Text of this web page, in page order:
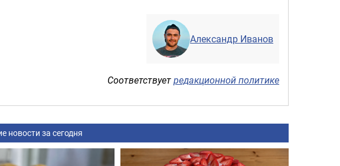
Александр Иванов
Соответствуетредакционной политике
новости за сегодня